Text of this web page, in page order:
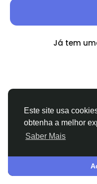
Este site usa
obtenha a melhor
Saber Mais
Já tem
Sobre Termos